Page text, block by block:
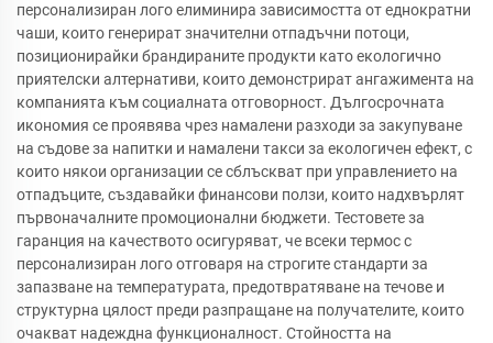
персонализиран лого елиминира зависимостта от еднократни
чаши, които генерират значителни отпадъчни потоци,
позиционирайки брандираните продукти като екологично
приятелски алтернативи, които демонстрират ангажимента на
компанията към социалната отговорност. Дългосрочната
икономия се проявява чрез намалени разходи за закупуване
на съдове за напитки и намалени такси за екологичен ефект, с
които някои организации се сблъскват при управлението на
отпадъците, създавайки финансови ползи, които надхвърлят
първоначалните промоционални бюджети. Тестовете за
гаранция на качеството осигуряват, че всеки термос с
персонализиран лого отговаря на строгите стандарти за
запазване на температурата, предотвратяване на течове и
структурна цялост преди разпращане на получателите, които
очакват надеждна функционалност. Стойността на